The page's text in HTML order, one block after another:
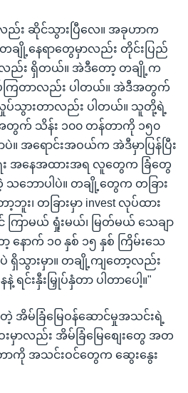
နဲ့လည်း ဆိုင်သွားပြီလေ။ အခုဟာက
ချို့နေရာတွေမှာလည်း တိုင်းပြည်
လည်း ရှိတယ်။ အဲဒီတော့ တချို့က
ပ်ကြတာလည်း ပါတယ်။ အဲဒီအတွက်
ပ်သွားတာလည်း ပါတယ်။ သူတို့ရဲ့
တွက် သိန်း ၁၀၀ တန်တာကို ၁၅၀
။ အရောင်းအဝယ်က အဲဒီမှာပြန်ပြီး
း အနေအထားအရ လူတွေက ခြံတွေ
ဘောပါပဲ။ တချို့တွေက တခြား
ဘူး၊ တခြားမှာ invest လုပ်ထား
ြာမယ် ရှုံးမယ်၊ မြတ်မယ် သေချာ
နောက် ၁၀ နှစ် ၁၅ နှစ် ကြိမ်းသေ
သွားမှာ။ တချို့ကျတော့လည်း
ရင်းနှီးမြှုပ်နှံတာ ပါတာပေါ့။"
အိမ်ခြံမြေဝန်ဆောင်မှုအသင်းရဲ့
ာလည်း အိမ်ခြံမြေစျေးတွေ အတ
တာကို အသင်းဝင်တွေက ဆွေးနွေး